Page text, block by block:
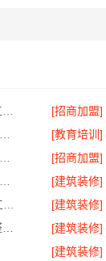
[招商加盟]
[教育培训]
[招商加盟]
[建筑装修]
[建筑装修]
[建筑装修]
[建筑装修]